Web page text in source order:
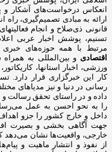
انعکاس درخواست‌های آشکار و
ارائه به مبادی تصمیم‌گیری،
قانونی ذی‌صلاح و انجام
تسنیم، پوشش اخبار عربی
مرتبط با همه حوزه‌های
اقتصادی و بین‌المللی به همراه
ورزشی، اخبار استانها،
کار این خبرگزاری قرار دارد.
رسانی در دنیا و نیز مدیاهای
داده و در راستای تحقق رسالت و
را به نحو احسن به عمل
داخل و خارج کشور را جزو
جهت آگاهی بخشی و بصیرت
خارجی، واقعیت‌ها نشان می‌دهد
از نفوذ و انتشار ماهیت و